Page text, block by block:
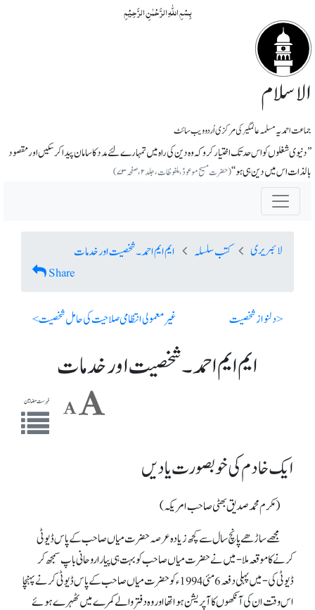
بِسۡمِ اللّٰہِ الرَّحۡمٰنِ الرَّحِیۡمِ
الاسلام
جماعت احمدیہ مسلمہ عالمگیر کی مرکزی اُردو ویب سائٹ
’’دنیوی شغلوں کو اس حد تک اختیار کرو کہ وہ دین کی راہ میں تمہارے لئے مدد کا سامان پیدا کرسکیں اور مقصود
بالذات اس میں دین ہی ہو‘‘(حضرت مسیح موعودؑ، ملفوظات، جلد ۲، صفحہ ۷۳)
لائبریری کتب سلسلہ
ایم ایم احمد ۔ شخصیت اور خدمات
Share
< دلنواز شخصیت غیر معمولی انتظامی صلاحیت کی حامل شخصیت >
ایم ایم احمد ۔ شخصیت اور خدمات
فہرست مضامین
ایک خاد م کی خوبصورت یادیں
(مکرم محمد صدیق بھٹی صاحب امریکہ)
مجھے ساڑھے پانچ سال سے کچھ زیادہ عرصہ حضرت میاں صاحب کے پاس ڈیوٹی
کرنے کا موقعہ ملا-میں نے حضرت میاں صاحب کو بہت ہی پیارا روحانی باپ سمجھ کر
ڈیوٹی کی- میں پہلی دفعہ 6مئی 1994ء کو حضرت میاں صاحب کے پاس ڈیوٹی کرنے پہنچا
اس وقت ان کی آنکھوں کا آپریشن ہوا تھا اور وہ دفتر والے کمرے میں ٹھہرے ہوئے